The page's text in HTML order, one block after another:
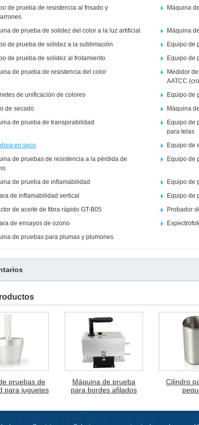
de prueba de resistencia al frisado y
Máquina
de prueba de solidez del color a la luz artificial
Máquina
de prueba de solidez a la sublimación
Equipo de
de prueba de solidez al frotamiento
Equipo de
de prueba de resistencia del color
Medidor
AATCC
de unificación de colores
Equipo de
de secado
Máquina
de prueba de transpirabilidad
Equipo de
para telas
en seco
Equipo de
de pruebas de resistencia a la pérdida de
Equipo de
de prueba de inflamabilidad
Equipo de
de inflamabilidad vertical
Equipo de
de aceite de fibra rápido GT-B05
Probador
de ensayos de ozono
de pruebas para plumas y plumones
pruebas de
para juguetes
Máquina de prueba
para bordes afilados
Cilindro